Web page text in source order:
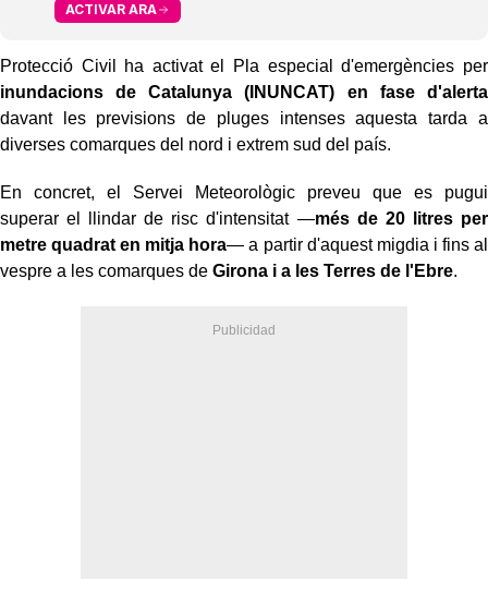
ACTIVAR ARA
Protecció Civil ha activat el Pla especial d'emergències per
inundacions de Catalunya (INUNCAT) en fase d'alerta
davant les previsions de pluges intenses aquesta tarda a
diverses comarques del nord i extrem sud del país.
En concret, el Servei Meteorològic preveu que es pugui
superar el llindar de risc d'intensitat —més de 20 litres per
metre quadrat en mitja hora— a partir d'aquest migdia i fins al
vespre a les comarques de Girona i a les Terres de l'Ebre.